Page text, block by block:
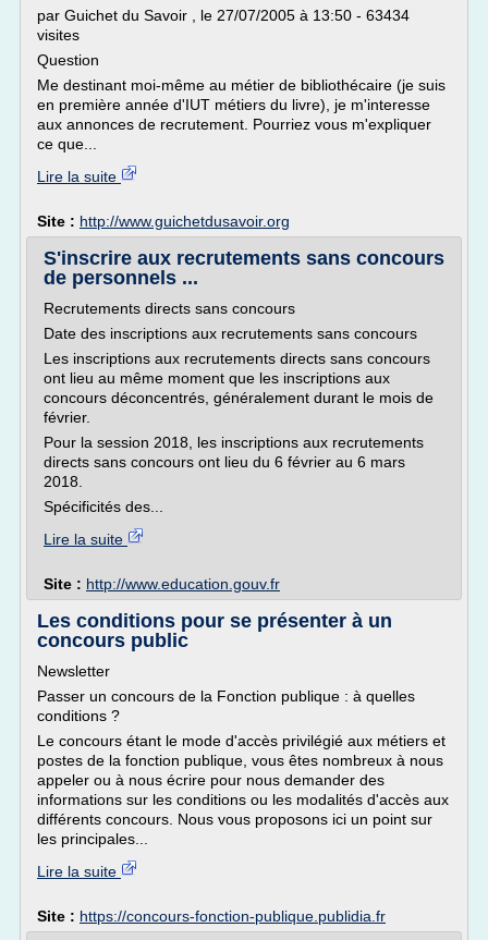
par Guichet du Savoir , le 27/07/2005 à 13:50 - 63434
visites
Question
Me destinant moi-même au métier de bibliothécaire (je suis
en première année d'IUT métiers du livre), je m'interesse
aux annonces de recrutement. Pourriez vous m'expliquer
ce que...
Lire la suite
Site : http://www.guichetdusavoir.org
S'inscrire aux recrutements sans concours
de personnels ...
Recrutements directs sans concours
Date des inscriptions aux recrutements sans concours
Les inscriptions aux recrutements directs sans concours
ont lieu au même moment que les inscriptions aux
concours déconcentrés, généralement durant le mois de
février.
Pour la session 2018, les inscriptions aux recrutements
directs sans concours ont lieu du 6 février au 6 mars
2018.
Spécificités des...
Lire la suite
Site : http://www.education.gouv.fr
Les conditions pour se présenter à un
concours public
Newsletter
Passer un concours de la Fonction publique : à quelles
conditions ?
Le concours étant le mode d'accès privilégié aux métiers et
postes de la fonction publique, vous êtes nombreux à nous
appeler ou à nous écrire pour nous demander des
informations sur les conditions ou les modalités d'accès aux
différents concours. Nous vous proposons ici un point sur
les principales...
Lire la suite
Site : https://concours-fonction-publique.publidia.fr